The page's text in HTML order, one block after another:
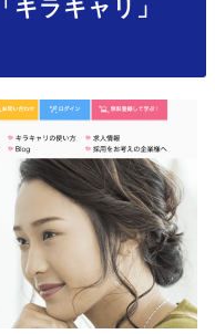
キラキャリ」